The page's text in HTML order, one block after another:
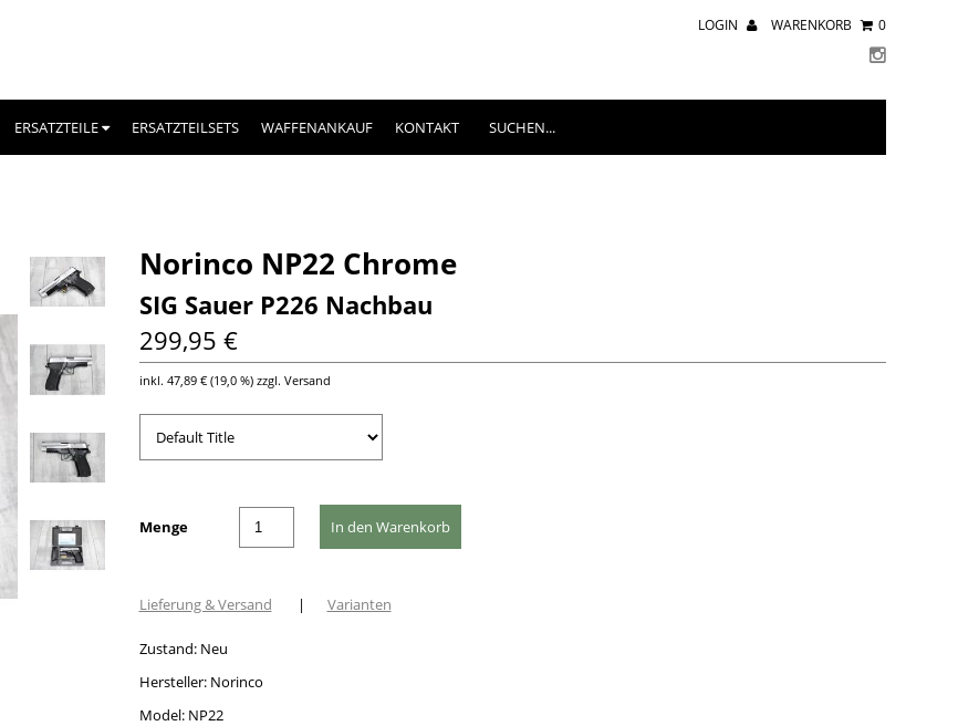
LOGIN WARENKORB 0
ERSATZTEILE ERSATZTEILSETS WAFFENANKAUF KONTAKT
Norinco NP22 Chrome
SIG Sauer P226 Nachbau
299,95 €
inkl. 47,89 €(19,0 %) zzgl. Versand
Menge
Lieferung & Versand | Varianten
Zustand: Neu
Hersteller: Norinco
Model: NP22